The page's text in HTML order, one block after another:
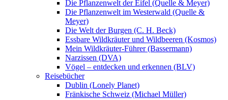
Die Pflanzenwelt der Eifel (Quelle & Meyer)
Die Pflanzenwelt im Westerwald (Quelle &
Meyer)
Die Welt der Burgen (C. H. Beck)
Essbare Wildkräuter und Wildbeeren (Kosmos)
Mein Wildkräuter-Führer (Bassermann)
Narzissen (DVA)
Vögel – entdecken und erkennen (BLV)
Reisebücher
Dublin (Lonely Planet)
Fränkische Schweiz (Michael Müller)